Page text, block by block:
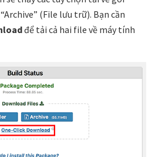
(File lưu trữ). Bạn cần
để tải cả hai file về máy tính